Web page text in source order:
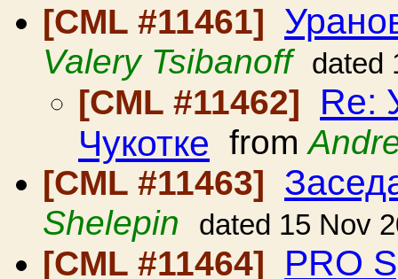
[CML #11461]
Valery Tsibanoff dated
[CML #11462] Re:
Чукотке from
[CML #11463]
Shelepin dated 15 Nov
[CML #11464] PRO